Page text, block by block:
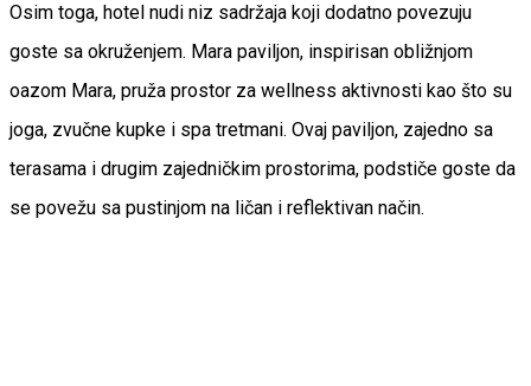
Osim toga, hotel nudi niz sadržaja koji dodatno povezuju
goste sa okruženjem. Mara paviljon, inspirisan obližnjom
oazom Mara, pruža prostor za wellness aktivnosti kao što su
joga, zvučne kupke i spa tretmani. Ovaj paviljon, zajedno sa
terasama i drugim zajedničkim prostorima, podstiče goste da
se povežu sa pustinjom na ličan i reflektivan način.